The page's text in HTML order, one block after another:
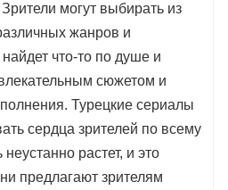
могут выбирать из
жанров и
что-то по душе и
сюжетом и
Турецкие сериалы
сердца зрителей по всему
растет, и это
предлагают зрителям